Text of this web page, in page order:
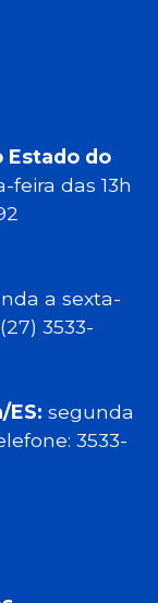
Estado do
feira das 13h
a sexta-
3533-
ES: segunda
3533-